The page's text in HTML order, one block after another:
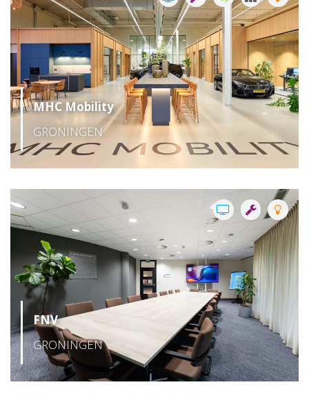
MHC Mobility
GRONINGEN
FNV
GRONINGEN